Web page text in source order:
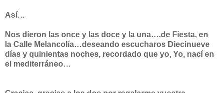
Así…
Nos dieron las once y las doce y la una….de Fiesta, en
la Calle Melancolía…deseando escucharos Diecinueve
días y quinientas noches, recordado que yo, Yo, nací en
el mediterráneo…